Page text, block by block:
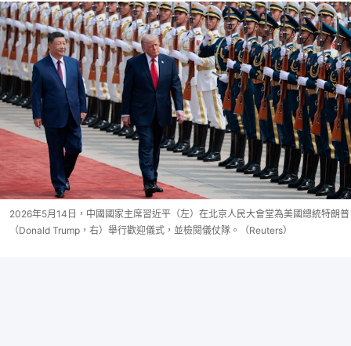
2026年5月14日，中國國家主席習近平（左）在北京人民大會堂為美國總統特朗普
（Donald Trump，右）舉行歡迎儀式，並檢閱儀仗隊。（Reuters）